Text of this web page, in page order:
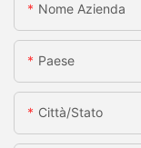
Nome Azienda
Paese
Città/stato